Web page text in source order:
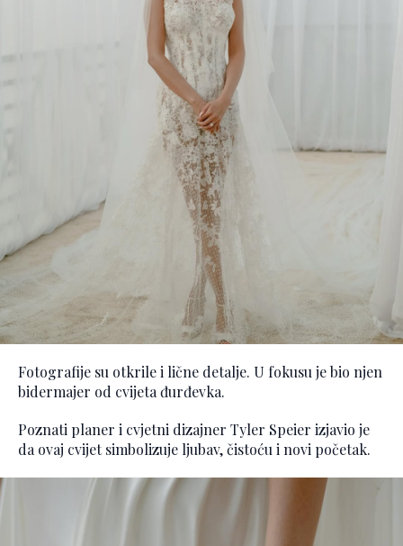
Fotografije su otkrile i lične detalje. U fokusu je bio njen
bidermajer od cvijeta đurđevka.
Poznati planer i cvjetni dizajner Tyler Speier izjavio je
da ovaj cvijet simbolizuje ljubav, čistoću i novi početak.